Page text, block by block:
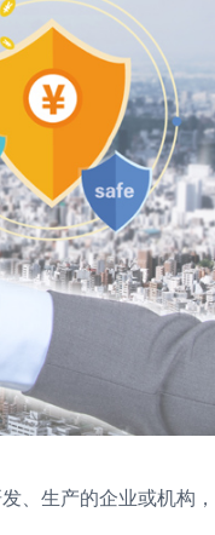
、生产的企业或机构，